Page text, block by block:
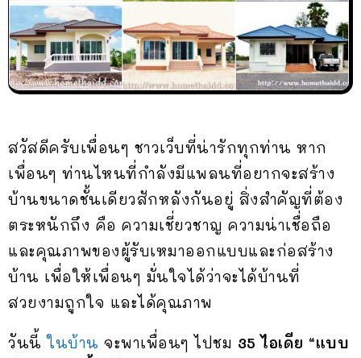
สวัสดีครับเพื่อนๆ ชาวเว็บที่น่ารักทุกท่าน หาก
เพื่อนๆ ท่านไหนที่กำลังมีแพลนที่อยากจะสร้าง
บ้านขนาดชั้นเดียวสักหลังกันอยู่ สิ่งสำคัญที่ต้อง
ตระหนักถึง คือ ความเชี่ยวชาญ ความน่าเชื่อถือ
และคุณภาพของผู้รับเหมาออกแบบและก่อสร้าง
บ้าน เพื่อให้เพื่อนๆ มั่นใจได้ว่าจะได้บ้านที่
สวยงามถูกใจ และได้คุณภาพ
วันนี้ในบ้าน จะพาเพื่อนๆ ไปชม 35 ไอเดีย “แบบ